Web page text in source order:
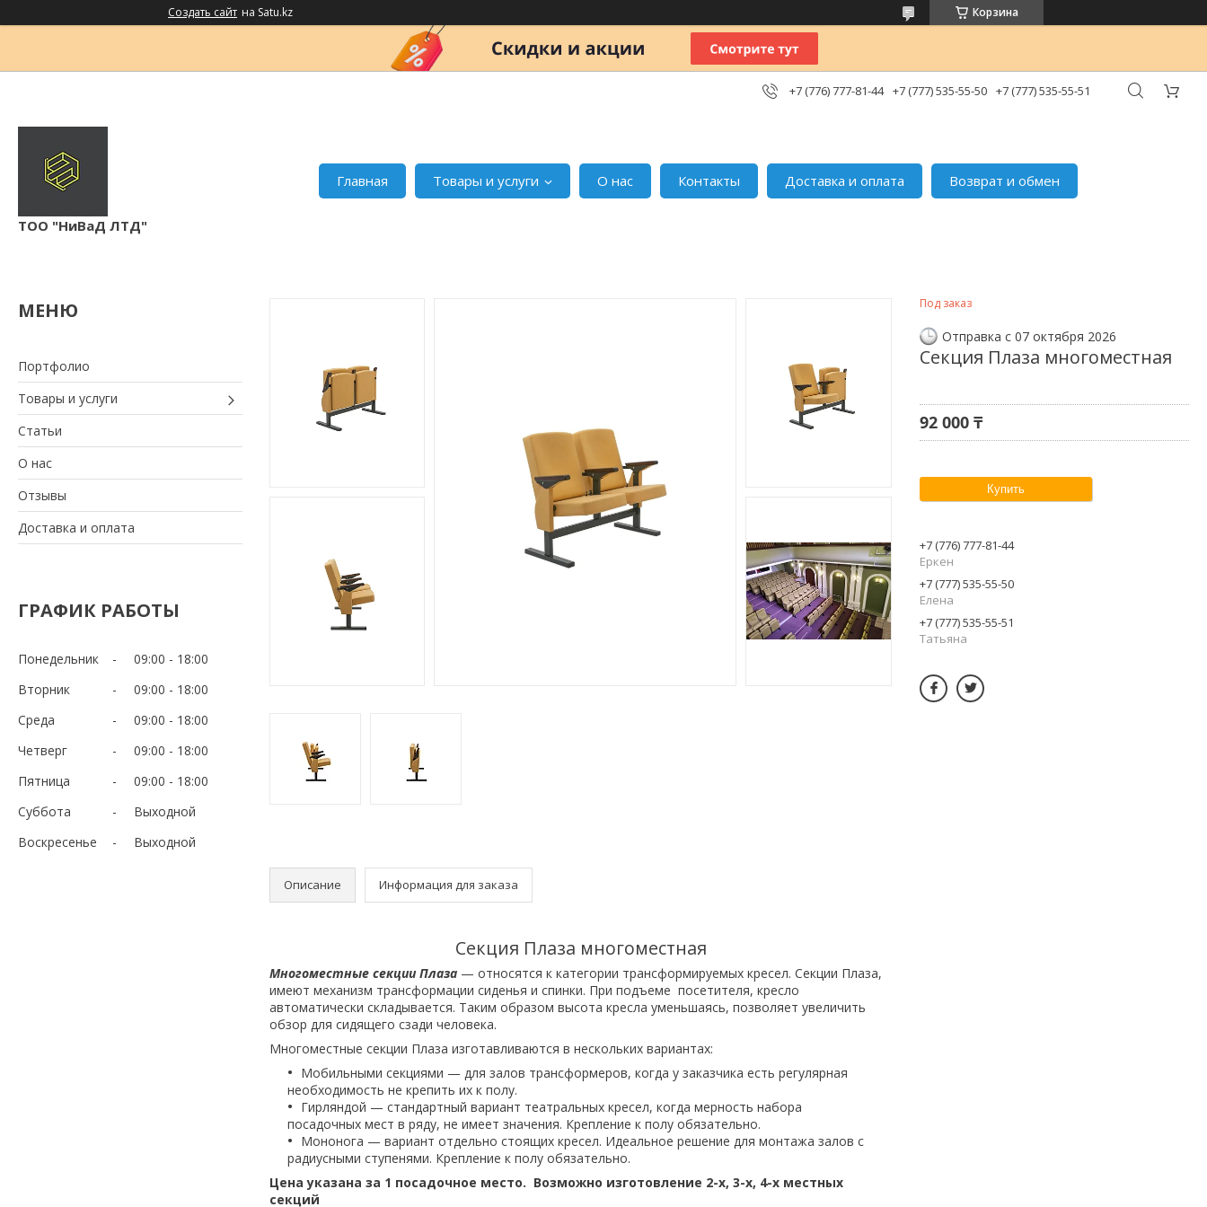
Создать сайт на Satu.kz Корзина
+7 (776) 777-81-44 +7 (777) 535-55-50 +7 (777) 535-55-51
ТОО "НиВаД ЛТД"
Главная Товары и услуги О нас Контакты Доставка и оплата Возврат и обмен
Портфолио
Товары и услуги
Статьи
О нас
Отзывы
Доставка и оплата
ГРАФИК РАБОТЫ
Понедельник 09:00
18:00
Вторник
09:00
18:00
Среда
09:00
18:00
Четверг
09:00
18:00
Пятница
09:00
18:00
Суббота
Выходной
Воскресенье
Выходной
Описание Информация для заказа
Секция Плаза многоместная
Многоместные секции Плаза — относятся к категории трансформируемых кресел. Секции Плаза,
имеют механизм трансформации сиденья и спинки. При подъеме посетителя, кресло
автоматически складывается. Таким образом высота кресла уменьшаясь, позволяет увеличить
обзор для сидящего сзади человека.
Многоместные секции Плаза изготавливаются в нескольких вариантах:
Мобильными секциями — для залов трансформеров, когда у заказчика есть регулярная
необходимость не крепить их к полу.
Гирляндой — стандартный вариант театральных кресел, когда мерность набора
посадочных мест в ряду, не имеет значения. Крепление к полу обязательно.
Мононога — вариант отдельно стоящих кресел. Идеальное решение для монтажа залов с
радиусными ступенями. Крепление к полу обязательно.
Цена указана за 1 посадочное место. Возможно изготовление 2-х, 3-х, 4-х местных
секций
Под заказ
Отправка с 07 октября 2026
Секция Плаза многоместная
92 000 ₸
Купить
+7 (776) 777-81-44
Еркен
+7 (777) 535-55-50
Елена
+7 (777) 535-55-51
Татьяна